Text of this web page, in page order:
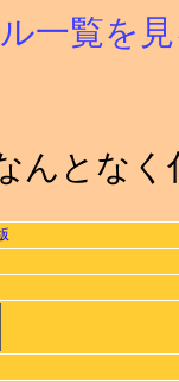
一覧を
んとなく